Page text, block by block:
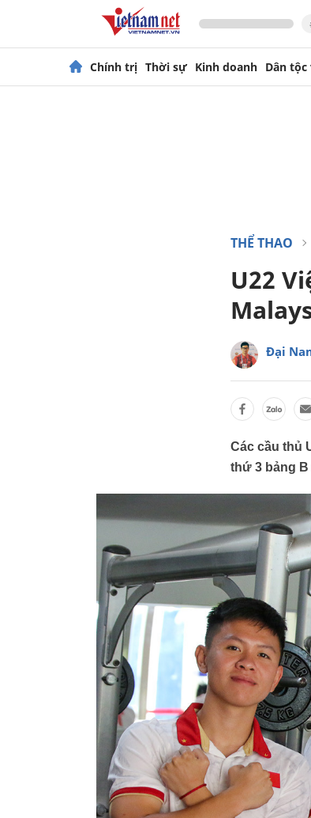
Chính trị Thời sự Kinh doanh Dân tộc
THỂ THAO
U22
Đại
Các cầu thủ
thứ 3 bảng B